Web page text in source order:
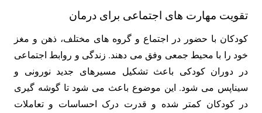
تقویت مهارت های اجتماعی برای درمان
کودکان با حضور در اجتماع و گروه های مختلف، ذهن و مغز
خود را با محیط جمعی وفق می دهند. زندگی و روابط اجتماعی
در دوران کودکی باعث تشکیل مسیرهای جدید نورونی و
سیناپس می شود. این موضوع باعث می شود تا گوشه گیری
در کودکان کمتر شده و قدرت درک احساسات و تعاملات